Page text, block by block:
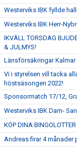
Westerviks IBK fyllde
Westerviks IBK Herr-
IKVÄLL TORSDAG
& JULMYS!
Länsförsäkringar
Vi i styrelsen vill tacka
höstsäsongen 2022!
Sponsormatch 17/12,
Westerviks IBK Dam-
KÖP DINA
Andreas firar 4